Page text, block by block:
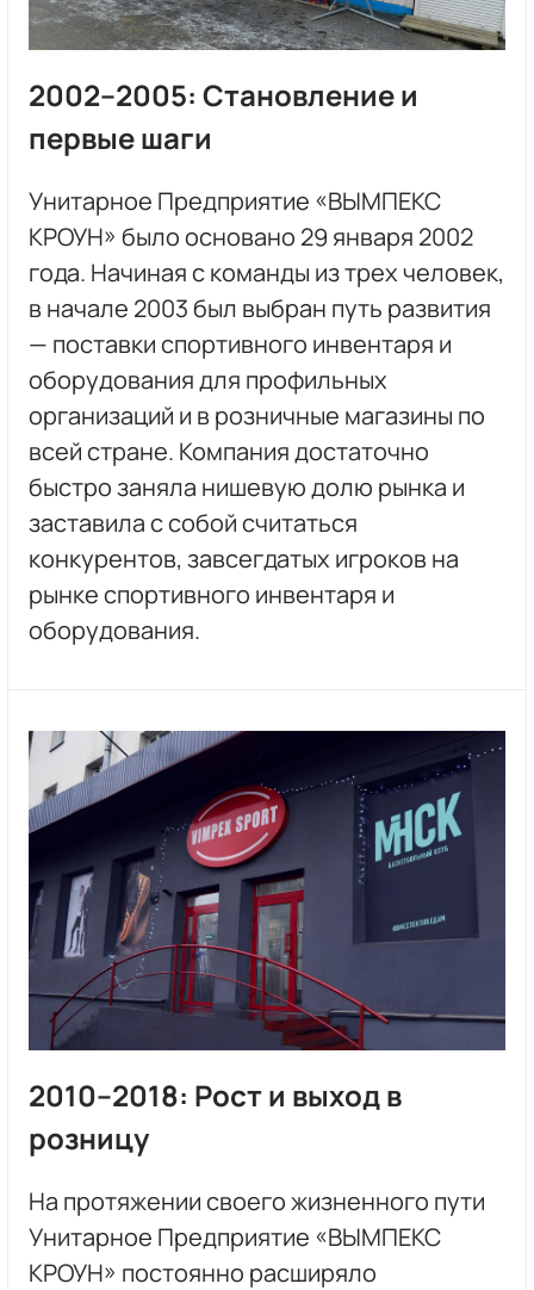
2002–2005: Становление и
первые шаги
Унитарное Предприятие «ВЫМПЕКС
КРОУН» было основано 29 января 2002
года. Начиная с команды из трех человек,
в начале 2003 был выбран путь развития
— поставки спортивного инвентаря и
оборудования для профильных
организаций и в розничные магазины по
всей стране. Компания достаточно
быстро заняла нишевую долю рынка и
заставила с собой считаться
конкурентов, завсегдатых игроков на
рынке спортивного инвентаря и
оборудования.
2010–2018: Рост и выход в
розницу
На протяжении своего жизненного пути
Унитарное Предприятие «ВЫМПЕКС
КРОУН» постоянно расширяло